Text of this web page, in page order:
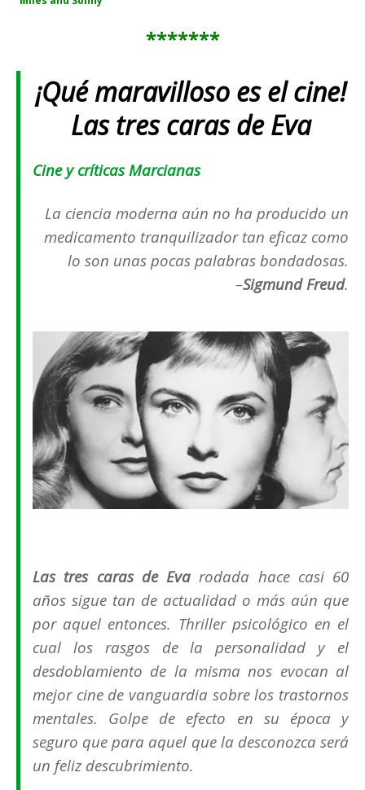
*******
¡Qué maravilloso es el cine!
Las tres caras de Eva
Cine y críticas Marcianas
La ciencia moderna aún no ha producido un
medicamento tranquilizador tan eficaz como
lo son unas pocas palabras bondadosas.
–Sigmund Freud.
Las tres caras de Eva rodada hace casi 60
años sigue tan de actualidad o más aún que
por aquel entonces. Thriller psicológico en el
cual los rasgos de la personalidad y el
desdoblamiento de la misma nos evocan al
mejor cine de vanguardia sobre los trastornos
mentales. Golpe de efecto en su época y
seguro que para aquel que la desconozca será
un feliz descubrimiento.